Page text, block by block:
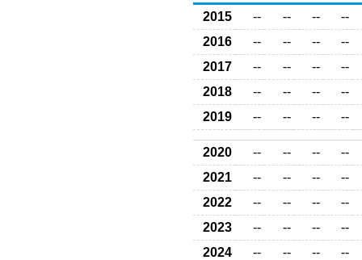
2015
-- -- --
--
2016
-- -- --
--
2017
-- -- --
--
2018
-- -- --
--
2019
-- -- -- --
2020 -- -- --
--
2021
-- -- --
--
2022
-- -- --
--
2023
-- -- --
--
2024
-- -- -- --